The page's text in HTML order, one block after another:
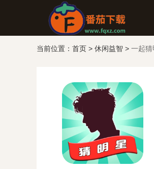
当前位置： 首页 > 休闲益智 > 一起猜